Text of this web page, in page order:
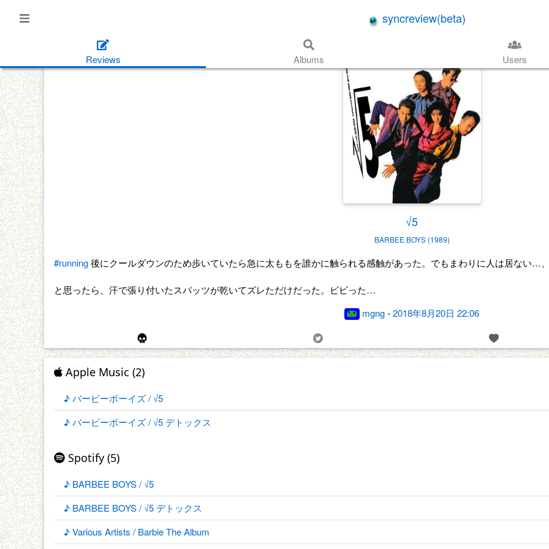
syncreview(beta)
Reviews Albums Users
√5
BARBEE BOYS (1989)
#running後にクールダウンのため歩いていたら急に太ももを誰かに触られる感触があった。でもまわりに人は居ない…
と思ったら、汗で張り付いたスパッツが乾いてズレただけだった。ビビった…
mgng-2018年8月20日 22:06
Apple Music (2)
♪ バービーボーイズ / √5
♪ バービーボーイズ / √5 デトックス
Spotify (5)
♪ BARBEE BOYS / √5
♪ BARBEE BOYS / √5 デトックス
♪ Various Artists / Barbie The Album